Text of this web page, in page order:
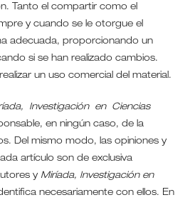
Tanto el compartir como el
y cuando se le otorgue el
adecuada, proporcionando un
si se han realizado cambios.
un uso comercial del material.
Investigación en Ciencias
en ningún caso, de la
Del mismo modo, las opiniones y
artículo son de exclusiva
y Miríada, Investigación en
necesariamente con ellos. En